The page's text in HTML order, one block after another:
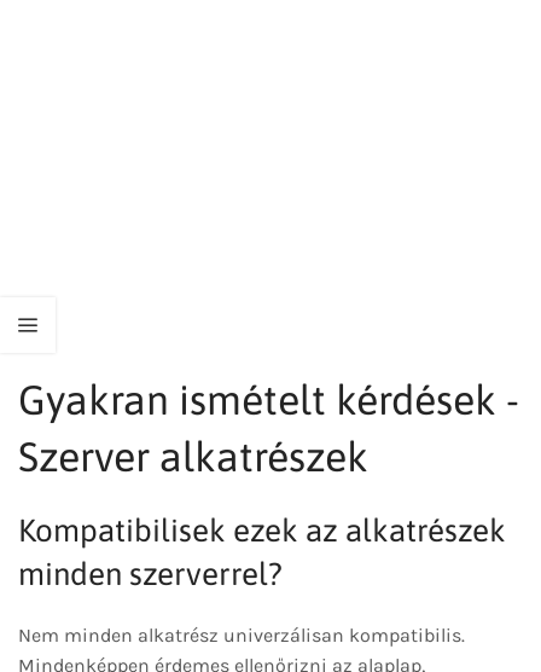
Gyakran ismételt kérdések -
Szerver alkatrészek
Kompatibilisek ezek az alkatrészek
minden szerverrel?
Nem minden alkatrész univerzálisan kompatibilis.
Mindenképpen érdemes ellenőrizni az alaplap,